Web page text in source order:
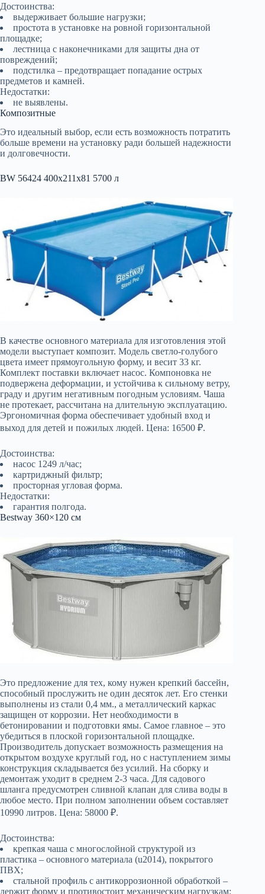
Достоинства:
выдерживает большие нагрузки;
простота в установке на ровной горизонтальной
площадке;
лестница с наконечниками для защиты дна от
повреждений;
подстилка – предотвращает попадание острых
предметов и камней.
Недостатки:
не выявлены.
Композитные
Это идеальный выбор, если есть возможность потратить
больше времени на установку ради большей надежности
и долговечности.
BW 56424 400x211x81 5700 л
В качестве основного материала для изготовления этой
модели выступает композит. Модель светло-голубого
цвета имеет прямоугольную форму, и весит 33 кг.
Комплект поставки включает насос. Компоновка не
подвержена деформации, и устойчива к сильному ветру,
граду и другим негативным погодным условиям. Чаша
не протекает, рассчитана на длительную эксплуатацию.
Эргономичная форма обеспечивает удобный вход и
выход для детей и пожилых людей. Цена: 16500 ₽.
Достоинства:
насос 1249 л/час;
картриджный фильтр;
просторная угловая форма.
Недостатки:
гарантия полгода.
Bestway 360×120 см
Это предложение для тех, кому нужен крепкий бассейн,
способный прослужить не один десяток лет. Его стенки
выполнены из стали 0,4 мм., а металлический каркас
защищен от коррозии. Нет необходимости в
бетонировании и подготовки ямы. Самое главное – это
убедиться в плоской горизонтальной площадке.
Производитель допускает возможность размещения на
открытом воздухе круглый год, но с наступлением зимы
конструкция складывается без усилий. На сборку и
демонтаж уходит в среднем 2-3 часа. Для садового
шланга предусмотрен сливной клапан для слива воды в
любое место. При полном заполнении объем составляет
10990 литров. Цена: 58000 ₽.
Достоинства:
крепкая чаша с многослойной структурой из
пластика – основного материала (u2014), покрытого
ПВХ;
стальной профиль с антикоррозионной обработкой –
держит форму и противостоит механическим нагрузкам;